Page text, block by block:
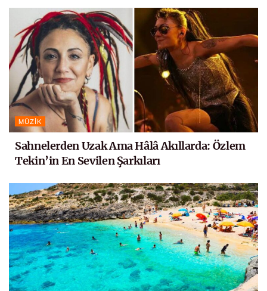
MÜZIK
Sahnelerden Uzak Ama Hâlâ Akıllarda: Özlem
Tekin’in En Sevilen Şarkıları